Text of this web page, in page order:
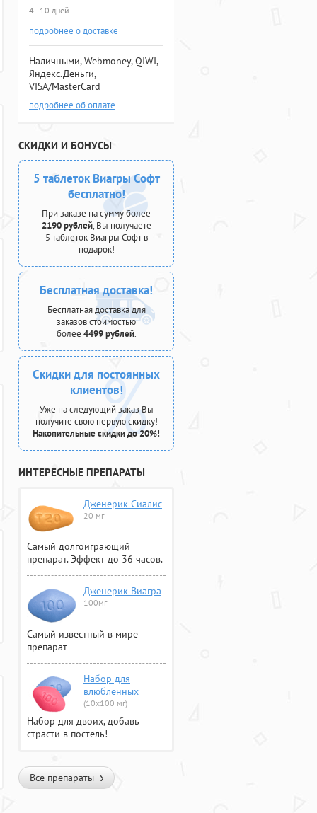
4 - 10 дней
подробнее о доставке
Наличными, Webmoney, QIWI,
Яндекс.Деньги,
VISA/MasterCard
подробнее об оплате
СКИДКИ И БОНУСЫ
5 таблеток Виагры Софт
бесплатно!
При заказе на сумму более
2190 рублей, Вы получаете
5 таблеток Виагры Софт в
подарок!
Бесплатная доставка!
Бесплатная доставка для
заказов стоимостью
более 4499 рублей.
Скидки для постоянных
клиентов!
Уже на следующий заказ Вы
получите свою первую скидку!
Накопительные скидки до 20%!
ИНТЕРЕСНЫЕ ПРЕПАРАТЫ
Дженерик Сиалис
20 мг
Самый долгоиграющий
препарат. Эффект до 36 часов.
Дженерик Виагра
100мг
Самый известный в мире
препарат
Набор для
влюбленных
(10х100 мг)
Набор для двоих, добавь
страсти в постель!
Все препараты